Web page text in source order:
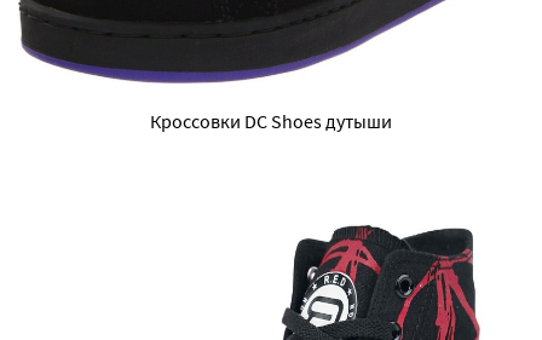
Кроссовки DC Shoes дутыши